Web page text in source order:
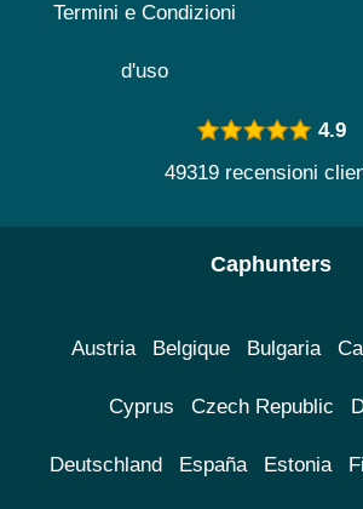
Termini e Condizioni
d'uso
4.9
49319 recensioni
Caphunters
Austria Belgique Bulgaria
Cyprus Czech Republic
Deutschland España Estonia